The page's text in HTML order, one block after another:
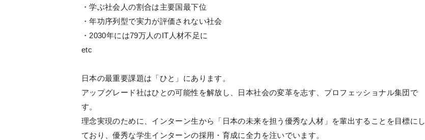
・学ぶ社会人の割合は主要国最下位
・年功序列型で実力が評価されない社会
・2030年には79万人のIT人材不足に
etc
日本の最重要課題は「ひと」にあります。
アップグレード社はひとの可能性を解放し、日本社会の変革を志す、プロフェッショナル集団で
す。
理念実現のために、インターン生から「日本の未来を担う優秀な人材」を輩出することを目標にし
ており、優秀な学生インターンの採用・育成に全力を注いでいます。